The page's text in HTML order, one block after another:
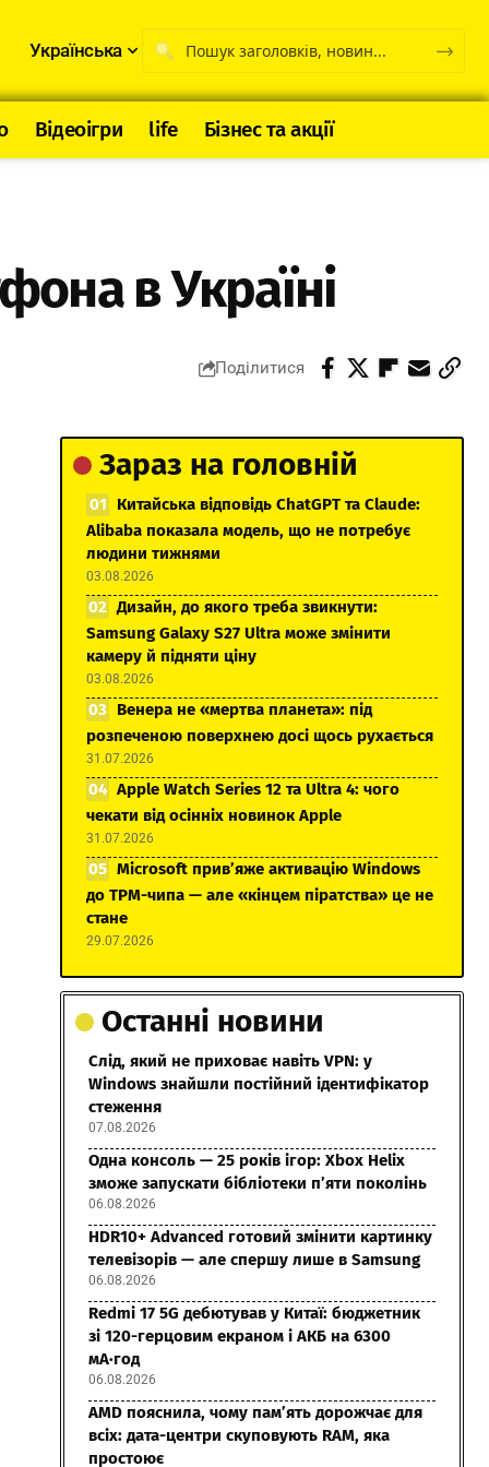
Українська
Відеоігри life Бізнес та акції
в Україні
Поділитися
Зараз на головній
Китайська відповідь ChatGPT та Claude:
Alibaba показала модель, що не потребує
людини тижнями
03.08.2026
Дизайн, до якого треба звикнути:
Samsung Galaxy S27 Ultra може змінити
камеру й підняти ціну
03.08.2026
Венера не «мертва планета»: під
розпеченою поверхнею досі щось рухається
31.07.2026
Apple Watch Series 12 та Ultra 4: чого
чекати від осінніх новинок Apple
31.07.2026
Microsoft прив’яже активацію Windows
до TPM-чипа — але «кінцем піратства» це не
стане
29.07.2026
Останні новини
Слід, який не приховає навіть VPN: у
Windows знайшли постійний ідентифікатор
стеження
07.08.2026
Одна консоль — 25 років ігор: Xbox Helix
зможе запускати бібліотеки п’яти поколінь
06.08.2026
HDR10+ Advanced готовий змінити картинку
телевізорів — але спершу лише в Samsung
06.08.2026
Redmi 17 5G дебютував у Китаї: бюджетник
зі 120-герцовим екраном і АКБ на 6300
мА·год
06.08.2026
AMD пояснила, чому пам’ять дорожчає для
всіх: дата-центри скуповують RAM, яка
простоює